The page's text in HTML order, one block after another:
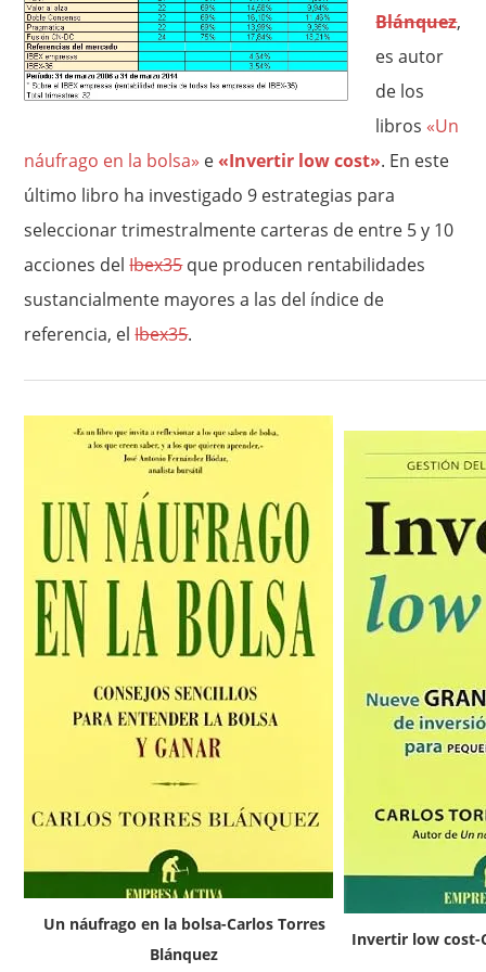
Blánquez,
es autor
de los
libros «Un
náufrago en la bolsa» e«Invertir low cost». En este
último libro ha investigado 9 estrategias para
seleccionar trimestralmente carteras de entre 5 y 10
acciones delIbex35que producen rentabilidades
sustancialmente mayores a las del índice de
referencia, elIbex35.
Un náufrago en la bolsa-Carlos Torres
Blánquez
Invertir low cost-